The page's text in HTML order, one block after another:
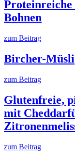
Bohnen
zum Beitrag
Bircher-Müsli
zum Beitrag
­Glutenfreie,
mit
zum Beitrag